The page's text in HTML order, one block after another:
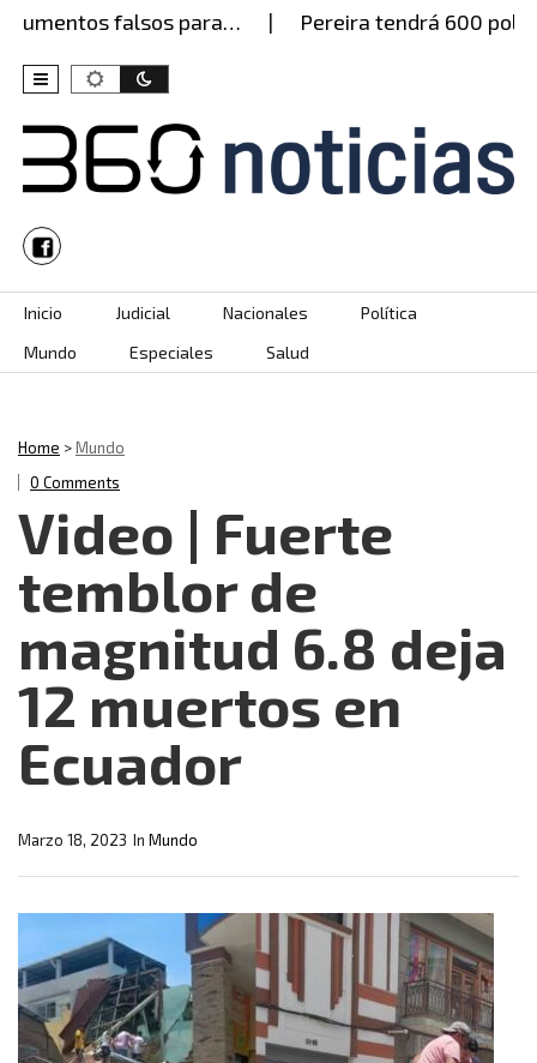
falsos para… Pereira tendrá 600
Skip to content
Inicio Judicial Nacionales
Política
Mundo
Especiales Salud
Home >Mundo
0 Comments
Video | Fuerte
temblor de
magnitud 6.8 deja
12 muertos en
Ecuador
In Mundo
Marzo 18, 2023